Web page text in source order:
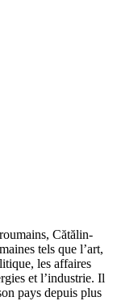
Cătălin-
tels que l’art,
les affaires
et l’industrie. Il
pays depuis plus